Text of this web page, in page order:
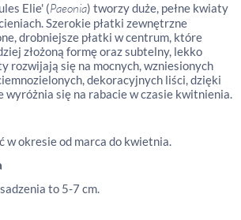
Elie' (Paeonia) tworzy duże, pełne kwiaty
Szerokie płatki zewnętrzne
drobniejsze płatki w centrum, które
złożoną formę oraz subtelny, lekko
rozwijają się na mocnych, wzniesionych
dekoracyjnych liści, dzięki
wyróżnia się na rabacie w czasie kwitnienia.
w okresie od marca do kwietnia.
to 5-7 cm.